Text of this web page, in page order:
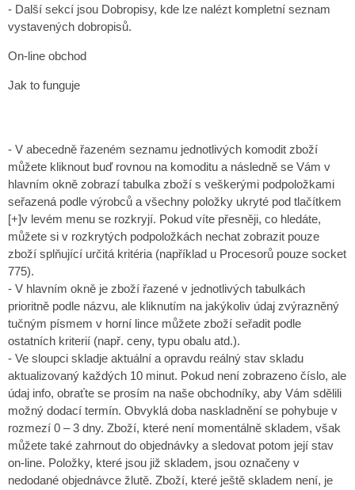
- Další sekcí jsou Dobropisy, kde lze nalézt kompletní seznam
vystavených dobropisů.
On-line obchod
Jak to funguje
- V abecedně řazeném seznamu jednotlivých komodit zboží
můžete kliknout buď rovnou na komoditu a následně se Vám v
hlavním okně zobrazí tabulka zboží s veškerými podpoložkami
seřazená podle výrobců a všechny položky ukryté pod tlačítkem
[+]v levém menu se rozkryjí. Pokud víte přesněji, co hledáte,
můžete si v rozkrytých podpoložkách nechat zobrazit pouze
zboží splňující určitá kritéria (například u Procesorů pouze socket
775).
- V hlavním okně je zboží řazené v jednotlivých tabulkách
prioritně podle názvu, ale kliknutím na jakýkoliv údaj zvýrazněný
tučným písmem v horní lince můžete zboží seřadit podle
ostatních kriterií (např. ceny, typu obalu atd.).
- Ve sloupci skladje aktuální a opravdu reálný stav skladu
aktualizovaný každých 10 minut. Pokud není zobrazeno číslo, ale
údaj info, obraťte se prosím na naše obchodníky, aby Vám sdělili
možný dodací termín. Obvyklá doba naskladnění se pohybuje v
rozmezí 0 – 3 dny. Zboží, které není momentálně skladem, však
můžete také zahrnout do objednávky a sledovat potom její stav
on-line. Položky, které jsou již skladem, jsou označeny v
nedodané objednávce žlutě. Zboží, které ještě skladem není, je